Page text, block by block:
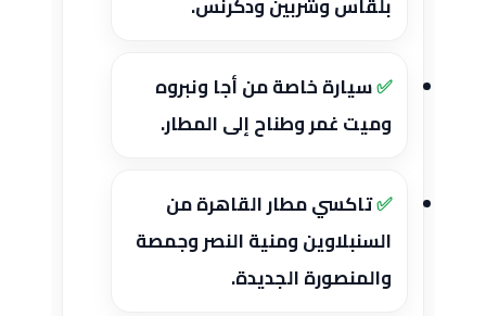
سيارة خاصة من أجا ونبروه
وميت غمر وطناح إلى المطار.
تاكسي مطار القاهرة من
السنبلاوين ومنية النصر وجمصة
والمنصورة الجديدة.